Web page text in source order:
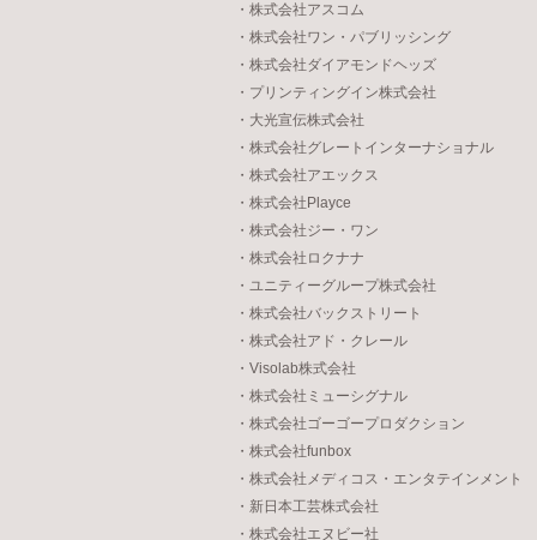
・株式会社アスコム
・株式会社ワン・パブリッシング
・株式会社ダイアモンドヘッズ
・プリンティングイン株式会社
・大光宣伝株式会社
・株式会社グレートインターナショナル
・株式会社アエックス
・株式会社Playce
・株式会社ジー・ワン
・株式会社ロクナナ
・ユニティーグループ株式会社
・株式会社バックストリート
・株式会社アド・クレール
・Visolab株式会社
・株式会社ミューシグナル
・株式会社ゴーゴープロダクション
・株式会社funbox
・株式会社メディコス・エンタテインメント
・新日本工芸株式会社
・株式会社エヌビー社